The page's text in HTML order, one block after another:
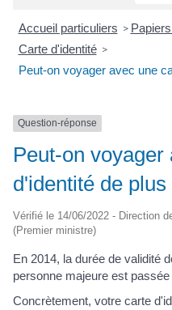
Accueil particuliers >
Carte d'identité >
Peut-on voyager avec une
Question-réponse
Peut-on
d'identité de
Vérifié le 14/06/2022 - Direction
(Premier ministre)
En 2014, la durée de validité
personne majeure est
Concrètement, votre carte